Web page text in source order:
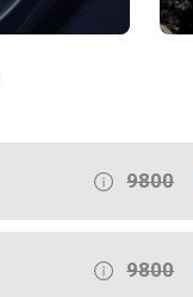
9800
9800